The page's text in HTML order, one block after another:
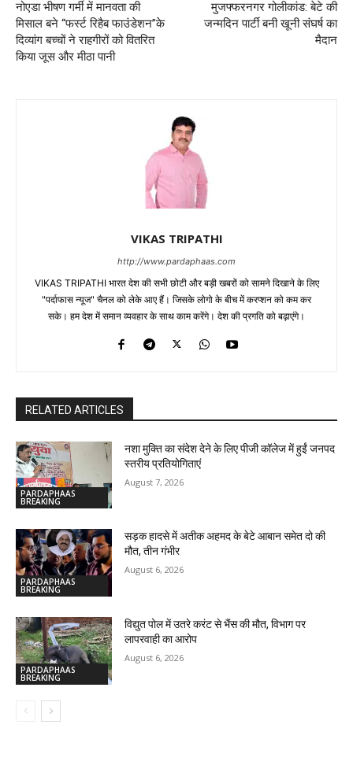
नोएडा भीषण गर्मी में मानवता की
मिसाल बने “फर्स्ट रिहैब फाउंडेशन”के
दिव्यांग बच्चों ने राहगीरों को वितरित
किया जूस और मीठा पानी
मुजफ्फरनगर गोलीकांड: बेटे की
जन्मदिन पार्टी बनी खूनी संघर्ष का
मैदान
VIKAS TRIPATHI
http://www.pardaphaas.com
VIKAS TRIPATHI भारत देश की सभी छोटी और बड़ी खबरों को सामने दिखाने के लिए
"पर्दाफास न्यूज" चैनल को लेके आए हैं। जिसके लोगो के बीच में करप्शन को कम कर
सके। हम देश में समान व्यवहार के साथ काम करेंगे। देश की प्रगति को बढ़ाएंगे।
RELATED ARTICLES
PARDAPHAAS
BREAKING
नशा मुक्ति का संदेश देने के लिए पीजी कॉलेज में हुईं जनपद
स्तरीय प्रतियोगिताएं
August 7, 2026
PARDAPHAAS
BREAKING
सड़क हादसे में अतीक अहमद के बेटे आबान समेत दो की
मौत, तीन गंभीर
August 6, 2026
PARDAPHAAS
BREAKING
विद्युत पोल में उतरे करंट से भैंस की मौत, विभाग पर
लापरवाही का आरोप
August 6, 2026